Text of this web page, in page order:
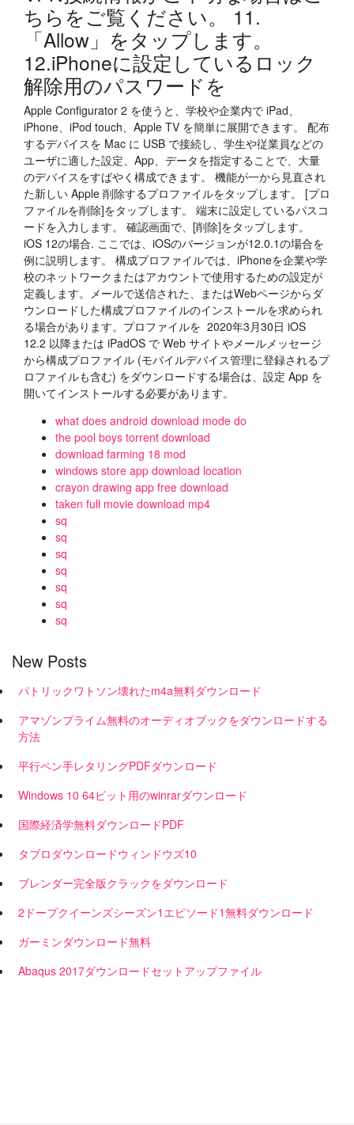
ちらをご覧ください。 11.
「Allow」をタップします。
12.iPhoneに設定しているロック
解除用のパスワードを
‎Apple Configurator 2 を使うと、学校や企業内で iPad、
iPhone、iPod touch、Apple TV を簡単に展開できます。 配布
するデバイスを Mac に USB で接続し、学生や従業員などの
ユーザに適した設定、App、データを指定することで、大量
のデバイスをすばやく構成できます。 機能が一から見直され
た新しい Apple 削除するプロファイルをタップします。 [プロ
ファイルを削除]をタップします。 端末に設定しているパスコ
ードを入力します。 確認画面で、[削除]をタップします。
iOS 12の場合. ここでは、iOSのバージョンが12.0.1の場合を
例に説明します。 構成プロファイルでは、iPhoneを企業や学
校のネットワークまたはアカウントで使用するための設定が
定義します。メールで送信された、またはWebページからダ
ウンロードした構成プロファイルのインストールを求められ
る場合があります。プロファイルを 2020年3月30日 iOS
12.2 以降または iPadOS で Web サイトやメールメッセージ
から構成プロファイル (モバイルデバイス管理に登録されるプ
ロファイルも含む) をダウンロードする場合は、設定 App を
開いてインストールする必要があります。
what does android download mode do
the pool boys torrent download
download farming 18 mod
windows store app download location
crayon drawing app free download
taken full movie download mp4
sq
sq
sq
sq
sq
sq
sq
New Posts
パトリックワトソン壊れたm4a無料ダウンロード
アマゾンプライム無料のオーディオブックをダウンロードする
方法
平行ペン手レタリングPDFダウンロード
Windows 10 64ビット用のwinrarダウンロード
国際経済学無料ダウンロードPDF
タブロダウンロードウィンドウズ10
ブレンダー完全版クラックをダウンロード
2ドープクイーンズシーズン1エピソード1無料ダウンロード
ガーミンダウンロード無料
Abaqus 2017ダウンロードセットアップファイル